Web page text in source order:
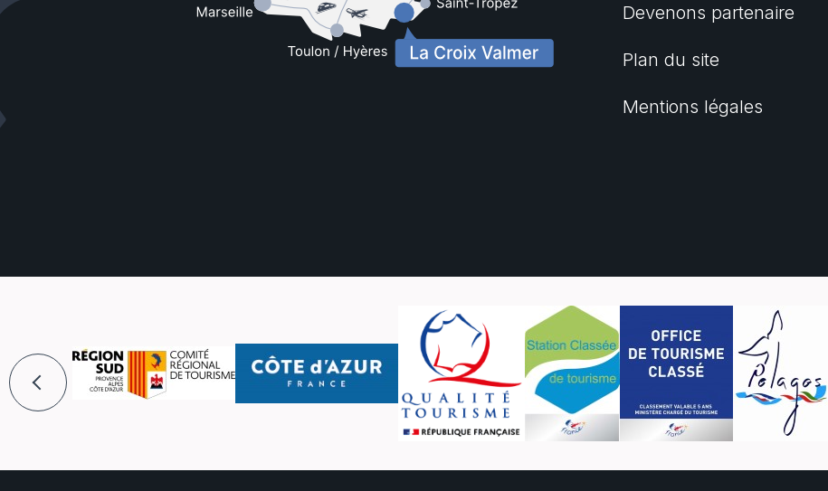
Devenons partenaire
Plan du site
Mentions légales